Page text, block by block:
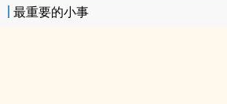
最重要的小事